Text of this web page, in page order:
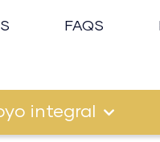
FAQS
integral